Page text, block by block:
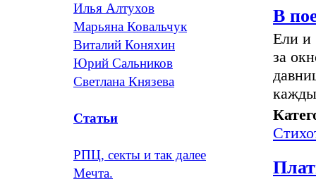
Илья Алтухов
Марьяна Ковальчук
Виталий Коняхин
Юрий Сальников
Светлана Князева
Статьи
РПЦ, секты и так далее
Мечта.
В
Ели и
за